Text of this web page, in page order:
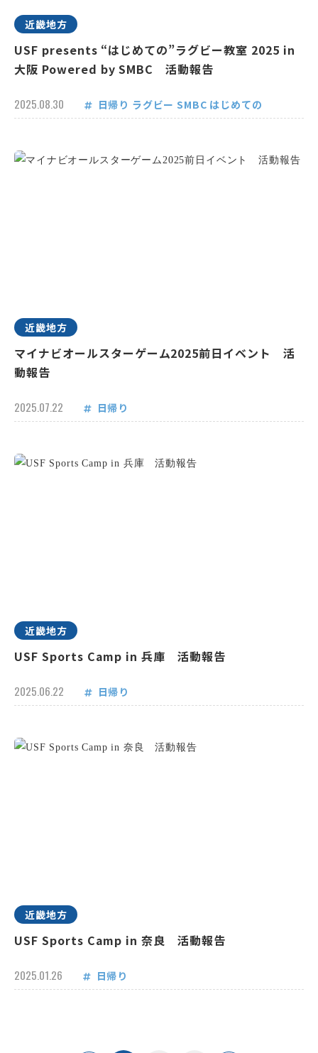
近畿地方
USF presents “はじめての”ラグビー教室 2025 in
大阪 Powered by SMBC 活動報告
2025.08.30 日帰り ラグビー SMBC はじめての
近畿地方
マイナビオールスターゲーム2025前日イベント 活
動報告
2025.07.22 日帰り
近畿地方
USF Sports Camp in 兵庫 活動報告
2025.06.22 日帰り
近畿地方
USF Sports Camp in 奈良 活動報告
2025.01.26 日帰り